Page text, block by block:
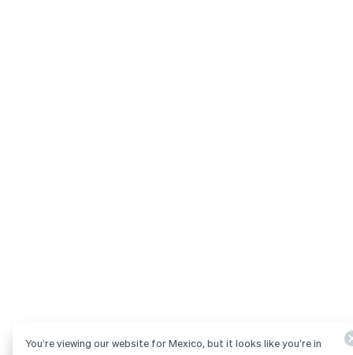
You’re viewing our website for Mexico, but it looks like you’re in